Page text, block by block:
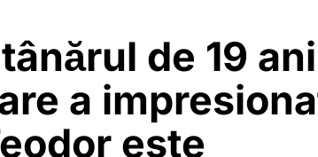
de 19
a
este